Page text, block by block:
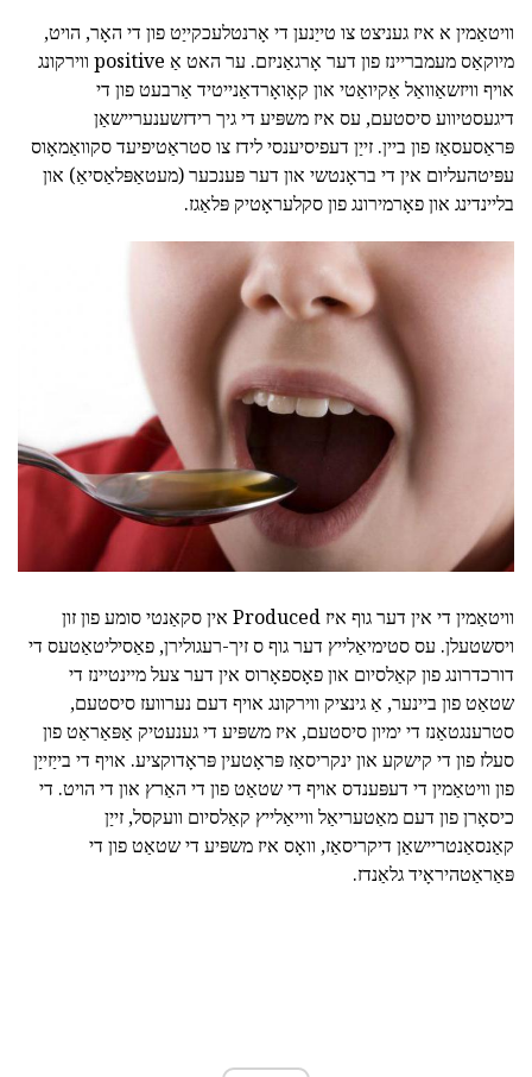
וויטאַמין א איז געניצט צו טייַנען די אָרנטלעכקייַט פון די האָר, הויט,
מיוקאַס מעמבריינז פון דער אָרגאַניזם. ער האט אַ positive ווירקונג
אויף וויזשאַוואַל אַקיואַטי און קאָואָרדאַנייטיד אַרבעט פון די
דיגעסטיווע סיסטעם, עס איז משפּיע די גיך רידזשענעריישאַן
פּראַסעסאַז פון ביין. זייַן דעפיסיענסי לידז צו סטראַטיפיעד סקוואַמאָוס
עפּיטהעליום אין די בראָנטשי און דער פּענכער (מעטאַפּלאַסיאַ) און
בליינדינג און פאָרמירונג פון סקלעראָטיק פּלאַגז.
וויטאַמין די אין דער גוף איז Produced אין סקאַנטי סומע פון זון
ויסשטעלן. עס סטימיאַלייץ דער גוף ס זיך-רעגולירן, פאַסיליטאַטעס די
דורכדרונג פון קאַלסיום און פאָספאָרוס אין דער צעל מיינטיינז די
שטאַט פון ביינער, אַ גינציק ווירקונג אויף דעם נערוועז סיסטעם,
סטרענגטאַנז די ימיון סיסטעם, איז משפּיע די גענעטיק אַפּאַראַט פון
סעלז פון די קישקע און ינקריסאַז פּראָטעין פּראָדוקציע. אויף די בייַזייַן
פון וויטאַמין די דעפּענדס אויף די שטאַט פון די האַרץ און די הויט. די
כיסאָרן פון דעם מאַטעריאַל ווייאַלייץ קאַלסיום וועקסל, זייַן
קאַנסאַנטריישאַן דיקריסאַז, וואָס איז משפּיע די שטאַט פון די
פּאַראַטהיראָיד גלאַנדז.